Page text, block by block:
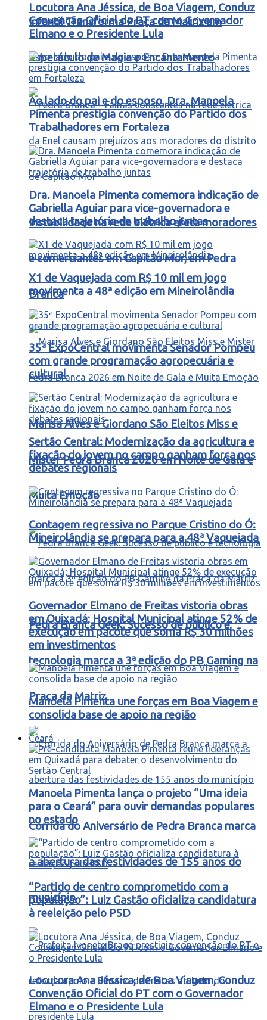
Infantil Transforma Praça da Matriz em
Espetáculo de Magia e Encantamento
Instabilidade na rede elétrica afeta moradores
e comerciantes em Capitão Mor, em Pedra
Branca
Marisa Alves e Giordano São Eleitos Miss e
Mister Pedra Branca 2026 em Noite de Gala e
Muita Emoção
Pedra Branca Geek: Sucesso de público e
tecnologia marca a 3ª edição do PB Gaming na
Praça da Matriz
Corrida do Aniversário de Pedra Branca marca
a abertura das festividades de 155 anos do
município
Locutora Ana Jéssica, de Boa Viagem, Conduz
Convenção Oficial do PT com o Governador
Elmano e o Presidente Lula
Ao lado do pai e do esposo, Dra. Manoela
Pimenta prestigia convenção do Partido dos
Trabalhadores em Fortaleza
Dra. Manoela Pimenta comemora indicação de
Gabriella Aguiar para vice-governadora e
destaca trajetória de trabalho juntas
X1 de Vaquejada com R$ 10 mil em jogo
movimenta a 48ª edição em Mineirolândia
35ª ExpoCentral movimenta Senador Pompeu
com grande programação agropecuária e
cultural
Sertão Central: Modernização da agricultura e
fixação do jovem no campo ganham força nos
debates regionais
Contagem regressiva no Parque Cristino do Ó:
Mineirolândia se prepara para a 48ª Vaquejada
Governador Elmano de Freitas vistoria obras
em Quixadá; Hospital Municipal atinge 52% de
execução em pacote que soma R$ 30 milhões
em investimentos
Manoela Pimenta une forças em Boa Viagem e
consolida base de apoio na região
Ceará
Manoela Pimenta lança o projeto “Uma ideia
para o Ceará” para ouvir demandas populares
no estado
“Partido de centro comprometido com a
população”: Luiz Gastão oficializa candidatura
à reeleição pelo PSD
Locutora Ana Jéssica, de Boa Viagem, Conduz
Convenção Oficial do PT com o Governador
Elmano e o Presidente Lula